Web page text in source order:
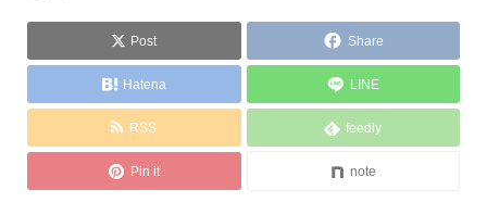
Post Share
Hatena LINE
RSS feedly
Pin it note